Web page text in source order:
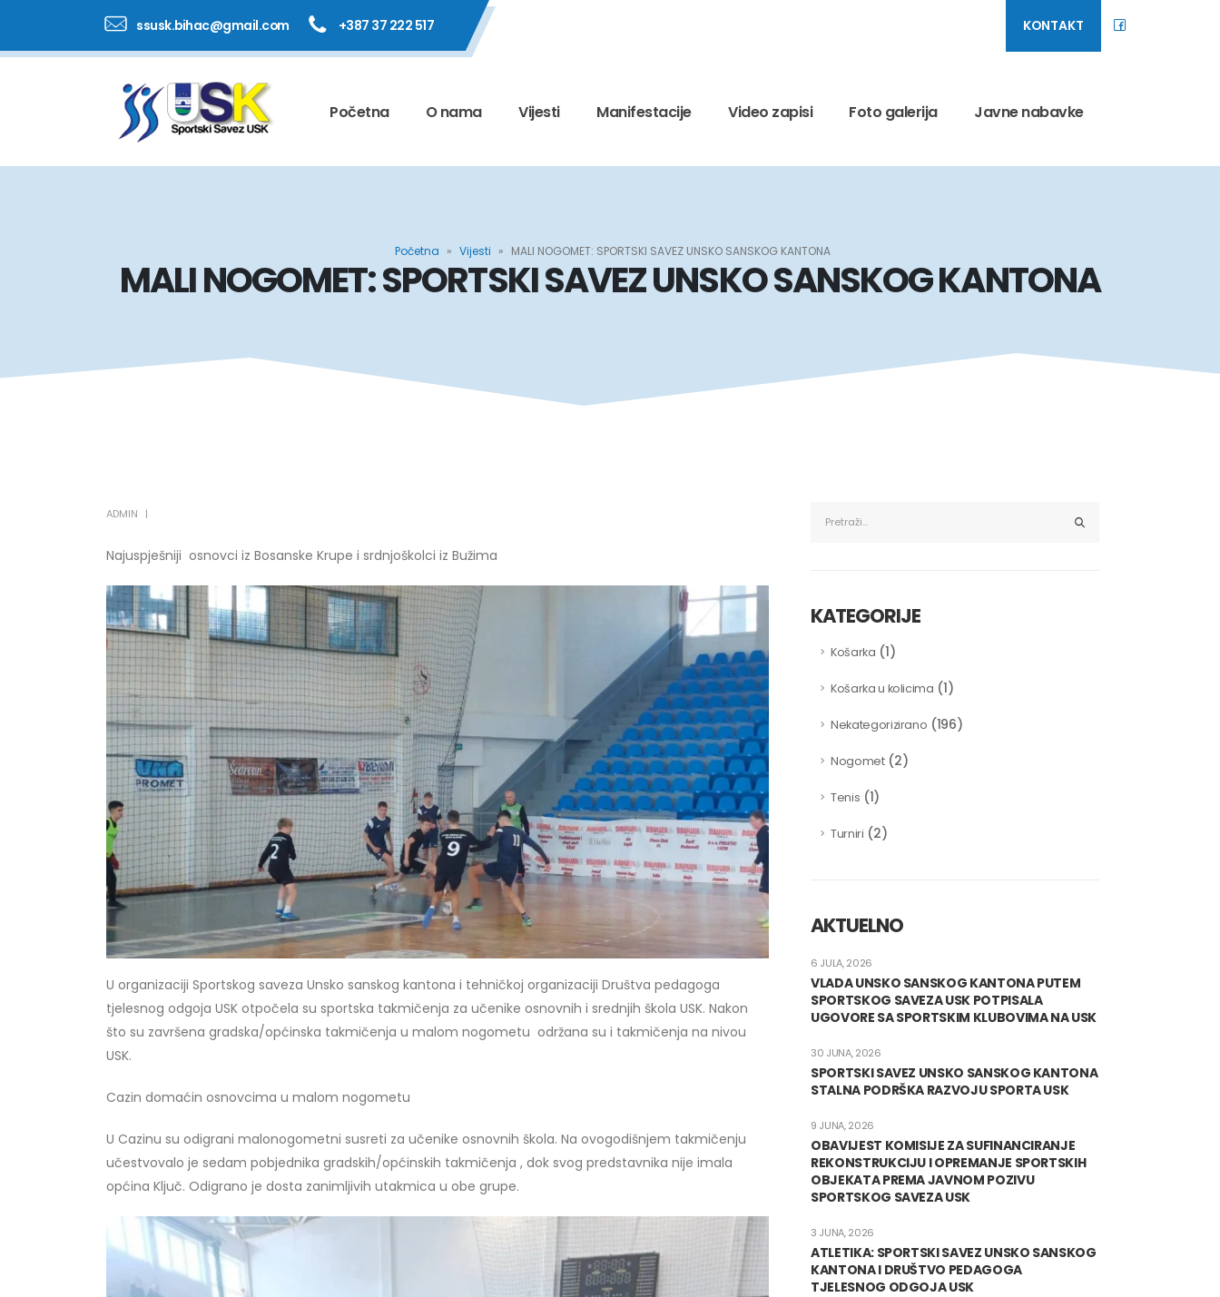
ssusk.bihac@gmail.com +387 37 222 517 KONTAKT
Početna O nama Vijesti Manifestacije Video zapisi Foto galerija Javne nabavke
Početna » Vijesti » MALI NOGOMET: SPORTSKI SAVEZ UNSKO SANSKOG KANTONA
MALI NOGOMET: SPORTSKI SAVEZ UNSKO SANSKOG KANTONA
ADMIN
Najuspješniji osnovci iz Bosanske Krupe i srdnjoškolci iz Bužima
U organizaciji Sportskog saveza Unsko sanskog kantona i tehničkoj organizaciji Društva pedagoga
tjelesnog odgoja USK otpočela su sportska takmičenja za učenike osnovnih i srednjih škola USK. Nakon
što su završena gradska/općinska takmičenja u malom nogometu održana su i takmičenja na nivou
USK.
Cazin domaćin osnovcima u malom nogometu
U Cazinu su odigrani malonogometni susreti za učenike osnovnih škola. Na ovogodišnjem takmičenju
učestvovalo je sedam pobjednika gradskih/općinskih takmičenja , dok svog predstavnika nije imala
općina Ključ. Odigrano je dosta zanimljivih utakmica u obe grupe.
KATEGORIJE
Košarka (1)
Košarka u kolicima (1)
Nekategorizirano (196)
Nogomet(2)
Tenis (1)
Turniri (2)
AKTUELNO
VLADA UNSKO SANSKOG KANTONA PUTEM
SPORTSKOG SAVEZA USK POTPISALA
UGOVORE SA SPORTSKIM KLUBOVIMA NA USK
6 JULA, 2026
SPORTSKI SAVEZ UNSKO SANSKOG KANTONA
STALNA PODRŠKA RAZVOJU SPORTA USK
30 JUNA, 2026
OBAVIJEST KOMISIJE ZA SUFINANCIRANJE
REKONSTRUKCIJU I OPREMANJE SPORTSKIH
OBJEKATA PREMA JAVNOM POZIVU
SPORTSKOG SAVEZA USK
9 JUNA, 2026
ATLETIKA: SPORTSKI SAVEZ UNSKO SANSKOG
KANTONA I DRUŠTVO PEDAGOGA
TJELESNOG ODGOJA USK
3 JUNA, 2026